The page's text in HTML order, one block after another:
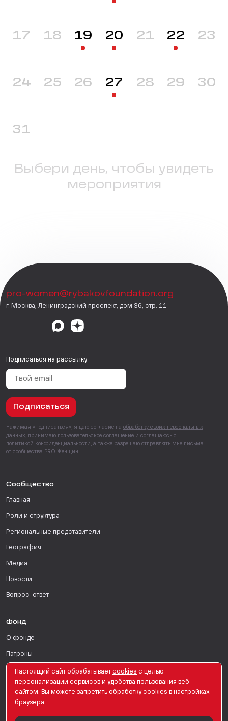
17 18 19 20 21 22 23
24 25 26 27 28 29 30
31
Выбери день, чтобы увидеть
мероприятия
pro-women@rybakovfoundation.org
г. Москва, Ленинградский проспект, дом 36, стр. 11
Подписаться на рассылку
Подписаться
Нажимая «Подписаться», я даю согласие на обработку своих персональных
данных , принимаю пользовательское соглашение и соглашаюсь с
политикой конфиденциальности , а также разрешаю отправлять мне письма
от сообщества PRO Женщин.
Сообщество
Главная
Роли и структура
Региональные представители
География
Медиа
Новости
Вопрос-ответ
Фонд
О фонде
Патроны
Поддержать
Для СМИ
Настоящий сайт обрабатывает сookies с целью
персонализации сервисов и удобства пользования веб-
сайтом. Вы можете запретить обработку сookies в настройках
браузера